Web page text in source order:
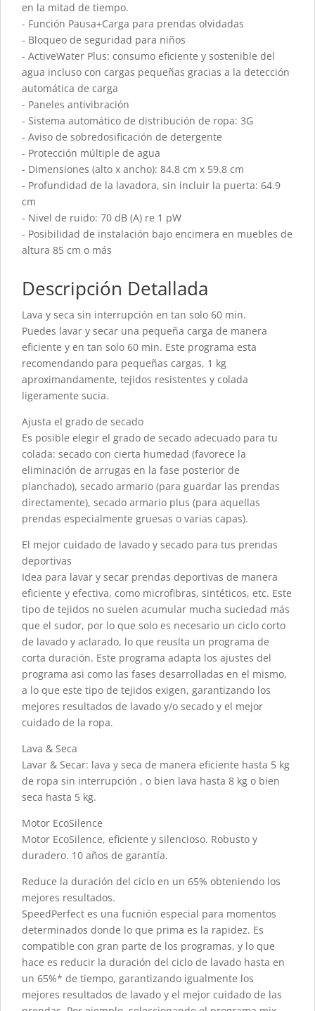
en la mitad de tiempo.
- Función Pausa+Carga para prendas olvidadas
- Bloqueo de seguridad para niños
- ActiveWater Plus: consumo eficiente y sostenible del
agua incluso con cargas pequeñas gracias a la detección
automática de carga
- Paneles antivibración
- Sistema automático de distribución de ropa: 3G
- Aviso de sobredosificación de detergente
- Protección múltiple de agua
- Dimensiones (alto x ancho): 84.8 cm x 59.8 cm
- Profundidad de la lavadora, sin incluir la puerta: 64.9
cm
- Nivel de ruido: 70 dB (A) re 1 pW
- Posibilidad de instalación bajo encimera en muebles de
altura 85 cm o más
Descripción Detallada
Lava y seca sin interrupción en tan solo 60 min.
Puedes lavar y secar una pequeña carga de manera
eficiente y en tan solo 60 min. Este programa esta
recomendando para pequeñas cargas, 1 kg
aproximandamente, tejidos resistentes y colada
ligeramente sucia.
Ajusta el grado de secado
Es posible elegir el grado de secado adecuado para tu
colada: secado con cierta humedad (favorece la
eliminación de arrugas en la fase posterior de
planchado), secado armario (para guardar las prendas
directamente), secado armario plus (para aquellas
prendas especialmente gruesas o varias capas).
El mejor cuidado de lavado y secado para tus prendas
deportivas
Idea para lavar y secar prendas deportivas de manera
eficiente y efectiva, como microfibras, sintéticos, etc. Este
tipo de tejidos no suelen acumular mucha suciedad más
que el sudor, por lo que solo es necesario un ciclo corto
de lavado y aclarado, lo que reuslta un programa de
corta duración. Este programa adapta los ajustes del
programa asi como las fases desarrolladas en el mismo,
a lo que este tipo de tejidos exigen, garantizando los
mejores resultados de lavado y/o secado y el mejor
cuidado de la ropa.
Lava & Seca
Lavar & Secar: lava y seca de manera eficiente hasta 5 kg
de ropa sin interrupción , o bien lava hasta 8 kg o bien
seca hasta 5 kg.
Motor EcoSilence
Motor EcoSilence, eficiente y silencioso. Robusto y
duradero. 10 años de garantía.
Reduce la duración del ciclo en un 65% obteniendo los
mejores resultados.
SpeedPerfect es una fucnión especial para momentos
determinados donde lo que prima es la rapidez. Es
compatible con gran parte de los programas, y lo que
hace es reducir la duración del ciclo de lavado hasta en
un 65%* de tiempo, garantizando igualmente los
mejores resultados de lavado y el mejor cuidado de las